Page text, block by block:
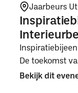
Jaarbeurs
De toekomst
Bekijk dit